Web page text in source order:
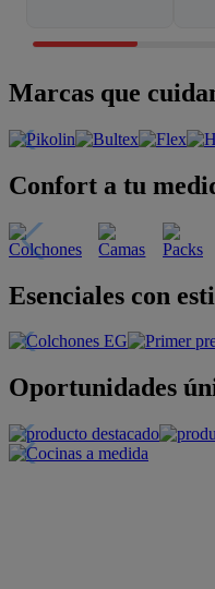
Marcas que
Confort a tu
Esenciales con
Oportunidades